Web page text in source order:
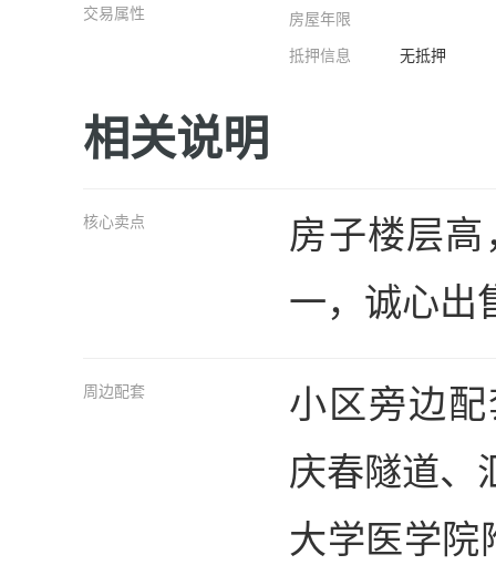
交易属性
房屋年限
抵押信息
无抵押
相关说明
核心卖点
房子楼层
一，诚心出
周边配套
小区旁边
庆春隧道、
大学医学院